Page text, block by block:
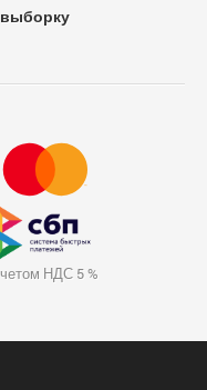
НДС 5 %